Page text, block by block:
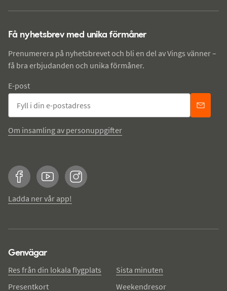
Få nyhetsbrev med unika förmåner
Prenumerera på nyhetsbrevet och bli en del av Vings vänner –
få bra erbjudanden och unika förmåner.
E-post
Om insamling av personuppgifter
FacebookYouTubeInstagram
Ladda ner vår app!
Genvägar
Res från din lokala flygplats
Presentkort
Sista minuten
Weekendresor